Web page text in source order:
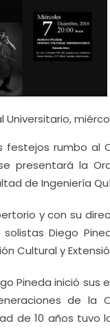
rumbo al
presentará la
de Ingeniería
y con su
Diego
Cultural y
Pineda inició
de la
de 10 años tuvo